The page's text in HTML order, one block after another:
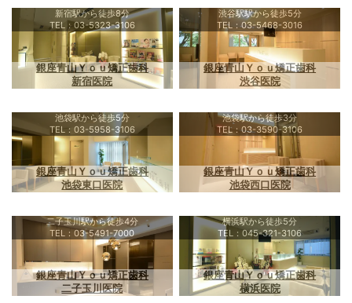
新宿駅から徒歩8分
TEL：03-5323-3106
銀座青山Ｙｏｕ矯正歯科
新宿医院
渋谷駅駅から徒歩5分
TEL：03-5468-3016
銀座青山Ｙｏｕ矯正歯科
渋谷医院
池袋駅から徒歩5分
TEL：03-5958-3106
銀座青山Ｙｏｕ矯正歯科
池袋東口医院
池袋駅から徒歩3分
TEL：03-3590-3106
銀座青山Ｙｏｕ矯正歯科
池袋西口医院
二子玉川駅から徒歩4分
TEL：03-5491-7000
銀座青山Ｙｏｕ矯正歯科
二子玉川医院
横浜駅から徒歩5分
TEL：045-321-3106
銀座青山Ｙｏｕ矯正歯科
横浜医院